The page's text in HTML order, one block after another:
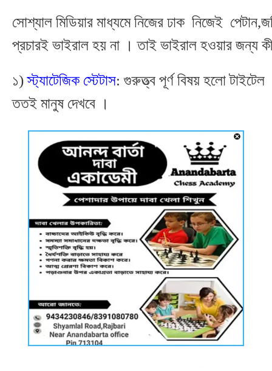
সোশ্যাল মিডিয়ার মাধ্যমে নিজের ঢাক নিজেই
প্রচারই ভাইরাল হয় না । তাই ভাইরাল হওয়ার জন্য
১)স্ট্যাটেজিক স্টেটাস: গুরুত্ত্ব পূর্ণ বিষয় হলো
ততই মানুষ দেখবে ।